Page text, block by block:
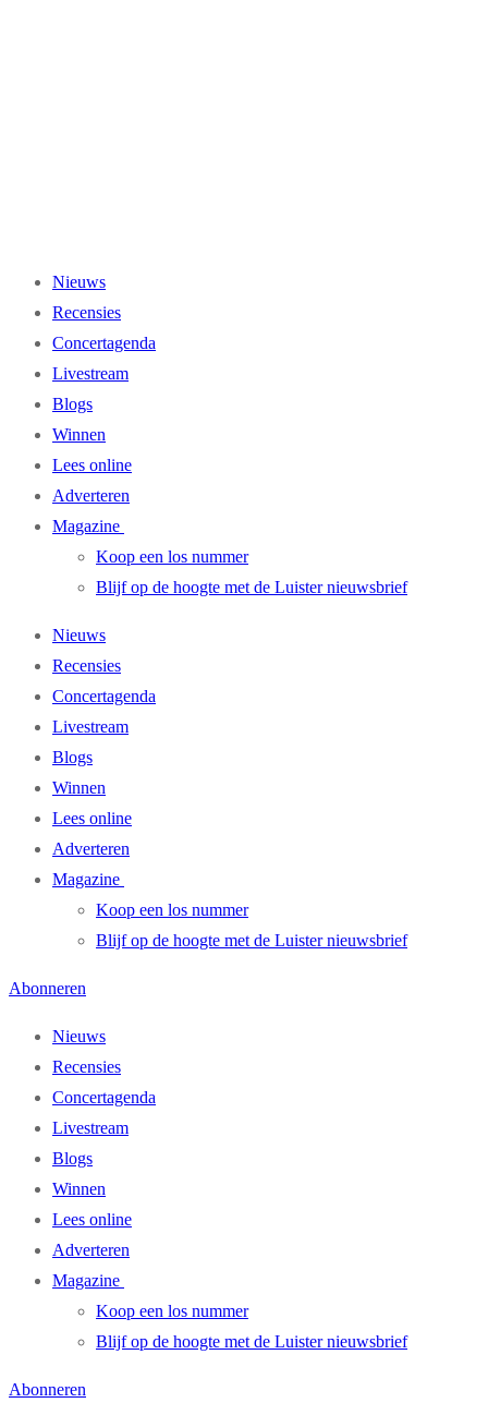
Nieuws
Recensies
Concertagenda
Livestream
Blogs
Winnen
Lees online
Adverteren
Magazine
Koop een los nummer
Blijf op de hoogte met de Luister nieuwsbrief
Nieuws
Recensies
Concertagenda
Livestream
Blogs
Winnen
Lees online
Adverteren
Magazine
Koop een los nummer
Blijf op de hoogte met de Luister nieuwsbrief
Abonneren
Nieuws
Recensies
Concertagenda
Livestream
Blogs
Winnen
Lees online
Adverteren
Magazine
Koop een los nummer
Blijf op de hoogte met de Luister nieuwsbrief
Abonneren